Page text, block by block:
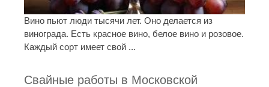
Вино пьют люди тысячи лет. Оно делается из
винограда. Есть красное вино, белое вино и розовое.
Каждый сорт имеет свой ...
Свайные работы в Московской